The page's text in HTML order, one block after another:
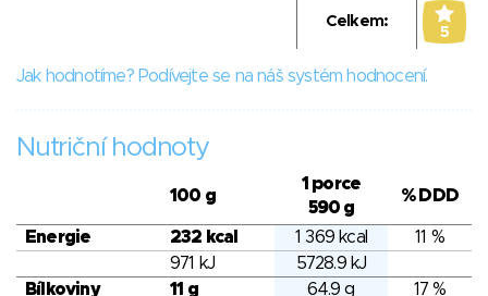
Celkem:
5
Jak hodnotíme? Podívejte se na náš systém hodnocení.
Nutriční hodnoty
100 g
1 porce
590 g
% DDD
Energie 232 kcal 1 369 kcal
11 %
971 kJ
5728.9 kJ
Bílkoviny
11 g 64.9 g
17 %